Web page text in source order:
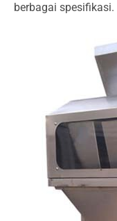
berbagai spesifikasi.